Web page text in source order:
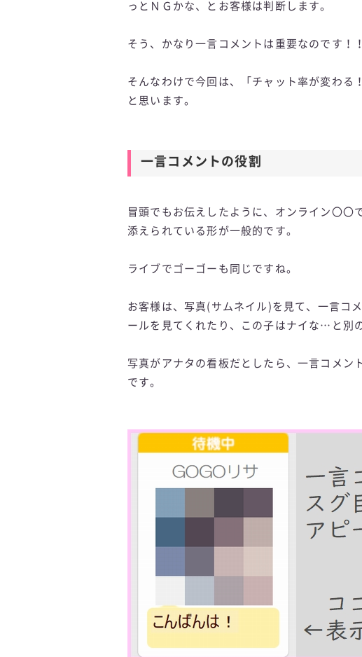
っとＮＧかな、とお客様は判断します。
そう、かなり一言コメントは重要なのです！！
そんなわけで今回は、「チャット率が変わる
と思います。
一言コメントの役割
冒頭でもお伝えしたように、オンライン〇〇
添えられている形が一般的です。
ライブでゴーゴーも同じですね。
お客様は、写真(サムネイル)を見て、一言コ
ールを見てくれたり、この子はナイな…と別
写真がアナタの看板だとしたら、一言コメン
です。